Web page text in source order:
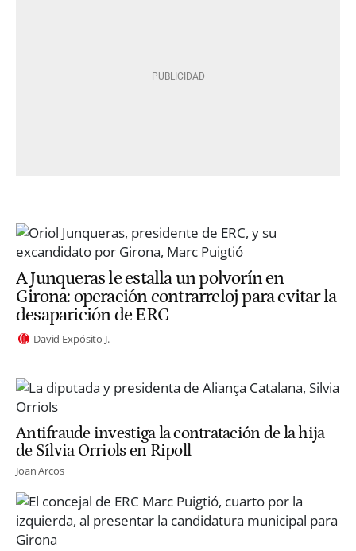
A Junqueras le estalla un polvorín en
Girona: operación contrarreloj para evitar la
desaparición de ERC
David Expósito J.
Antifraude investiga la contratación de la hija
de Sílvia Orriols en Ripoll
Joan Arcos